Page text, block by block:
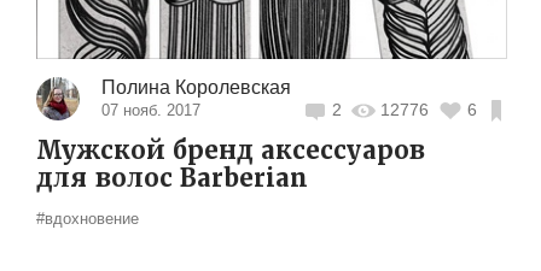
Полина Королевская
07 нояб. 2017 2 12776 6
Мужской бренд аксессуаров
для волос Barberian
#вдохновение